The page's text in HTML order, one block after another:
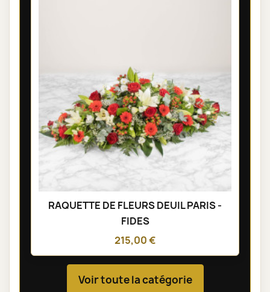
RAQUETTE DE FLEURS DEUIL PARIS -
FIDES
215,00 €
Voir toute la catégorie